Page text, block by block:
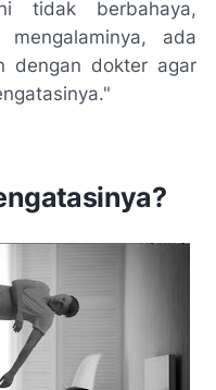
tidak berbahaya,
ada
dengan dokter agar